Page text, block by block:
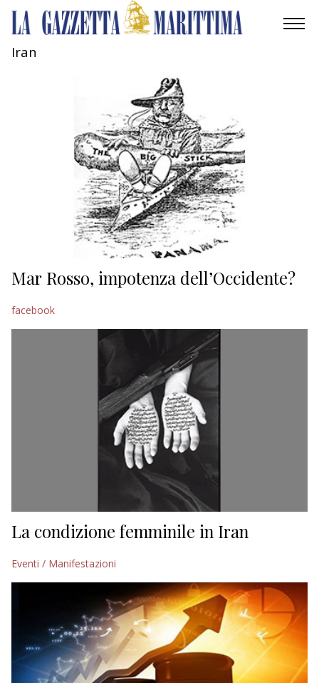
CULTURA
NAUTICA
Iran
Mar Rosso, impotenza dell’Occidente?
facebook
La condizione femminile in Iran
Eventi / Manifestazioni